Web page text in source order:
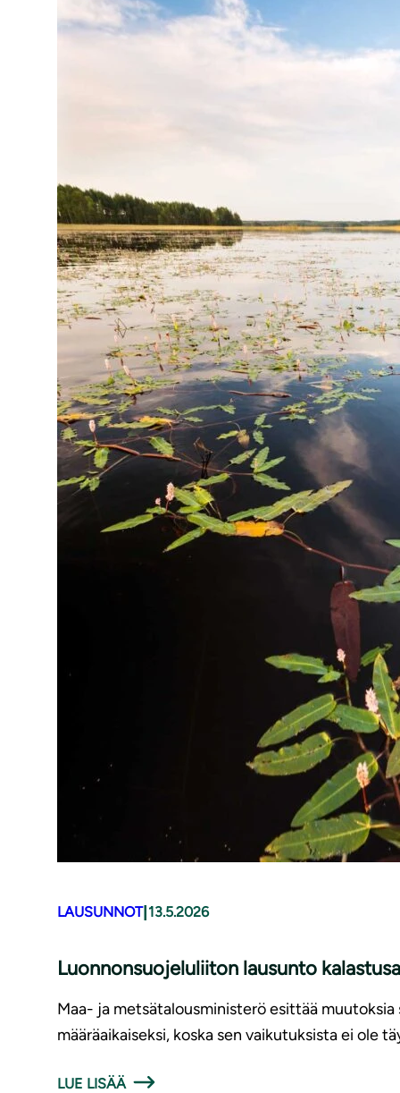
LAUSUNNOT|13.5.2026
Luonnonsuojeluliiton lausunto
Maa- ja metsätalousministerö esittää
määräaikaiseksi, koska sen vaikutuksista ei ole
LUE LISÄÄ